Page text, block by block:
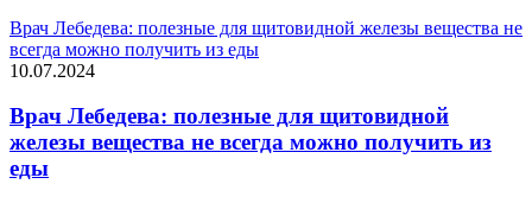
Врач Лебедева: полезные для щитовидной железы вещества не
всегда можно получить из еды
10.07.2024
Врач Лебедева: полезные для щитовидной
железы вещества не всегда можно получить из
еды